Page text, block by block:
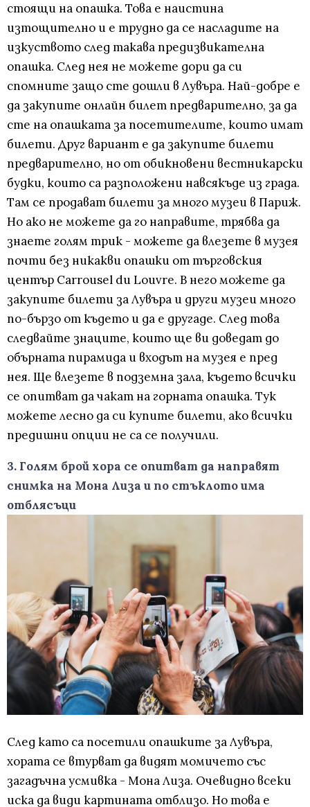
стоящи на опашка. Това е наистина
изтощително и е трудно да се насладите на
изкуството след такава предизвикателна
опашка. След нея не можете дори да си
спомните защо сте дошли в Лувъра. Най-добре е
да закупите онлайн билет предварително, за да
сте на опашката за посетителите, които имат
билети. Друг вариант е да закупите билети
предварително, но от обикновени вестникарски
будки, които са разположени навсякъде из града.
Там се продават билети за много музеи в Париж.
Но ако не можете да го направите, трябва да
знаете голям трик - можете да влезете в музея
почти без никакви опашки от търговския
център Carrousel du Louvre. В него можете да
закупите билети за Лувъра и други музеи много
по-бързо от където и да е другаде. След това
следвайте знаците, които ще ви доведат до
обърната пирамида и входът на музея е пред
нея. Ще влезете в подземна зала, където всички
се опитват да чакат на горната опашка. Тук
можете лесно да си купите билети, ако всички
предишни опции не са се получили.
3. Голям брой хора се опитват да направят
снимка на Мона Лиза и по стъклото има
отблясъци
След като са посетили опашките за Лувъра,
хората се втурват да видят момичето със
загадъчна усмивка - Мона Лиза. Очевидно всеки
иска да види картината отблизо. Но това е